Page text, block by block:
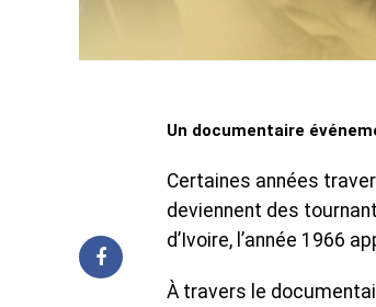
Un documentaire
Certaines années
deviennent des
d’Ivoire, l’année 1966
À travers le